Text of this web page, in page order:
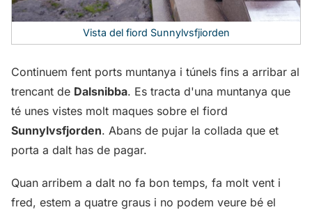
Vista del fiord Sunnylvsfjiorden
Continuem fent ports muntanya i túnels fins a arribar al
trencant de Dalsnibba. Es tracta d'una muntanya que
té unes vistes molt maques sobre el fiord
Sunnylvsfjorden. Abans de pujar la collada que et
porta a dalt has de pagar.
Quan arribem a dalt no fa bon temps, fa molt vent i
fred, estem a quatre graus i no podem veure bé el